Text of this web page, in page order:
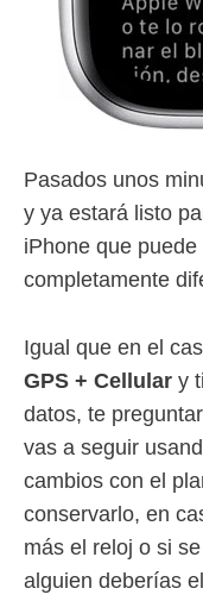
Pasados unos
y ya estará listo
iPhone que
completamente
Igual que en el
GPS + Cellular y
datos, te
vas a seguir
cambios con el
conservarlo, en
más el reloj o si
alguien deberías